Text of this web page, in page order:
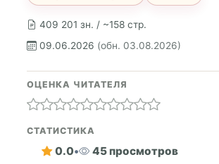
409 201 зн. / ~158 стр.
09.06.2026 (обн. 03.08.2026)
ОЦЕНКА ЧИТАТЕЛЯ
СТАТИСТИКА
0.0• 45 просмотров